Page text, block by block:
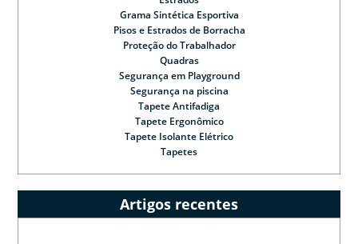
Grama Sintética Esportiva
Pisos e Estrados de Borracha
Proteção do Trabalhador
Quadras
Segurança em Playground
Segurança na piscina
Tapete Antifadiga
Tapete Ergonômico
Tapete Isolante Elétrico
Tapetes
Artigos recentes